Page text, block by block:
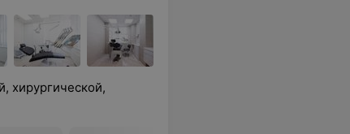
хирургической,